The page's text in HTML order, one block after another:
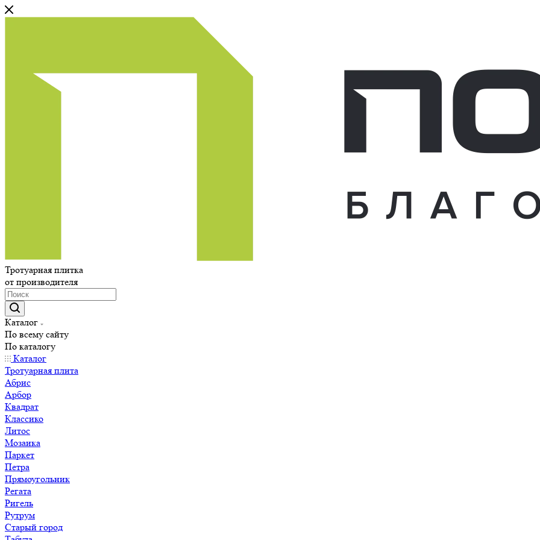
Тротуарная плитка
от производителя
Каталог
По всему сайту
По каталогу
Каталог
Тротуарная плита
Абрис
Арбор
Квадрат
Классико
Литос
Мозаика
Паркет
Петра
Прямоугольник
Регата
Ригель
Рутрум
Старый город